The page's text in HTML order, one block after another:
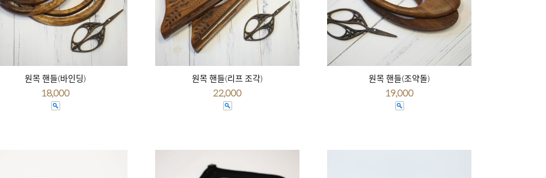
원목 핸들(바인딩)
18,000
원목 핸들(리프 조각)
22,000
원목 핸들(조약돌)
19,000